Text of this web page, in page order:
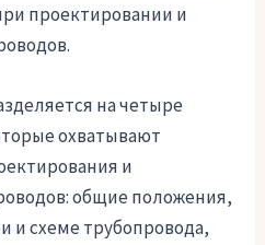
проектировании и
на четыре
охватывают
и
общие положения,
и схеме трубопровода,